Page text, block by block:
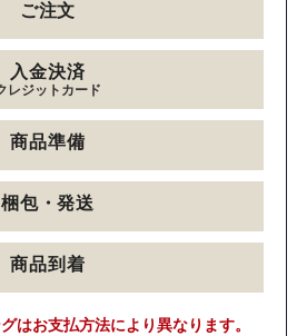
ご注文
入金決済
レジットカード
商品準備
梱包・発送
商品到着
はお支払方法により異なります。